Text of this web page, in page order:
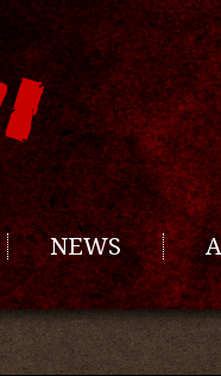
NEWS